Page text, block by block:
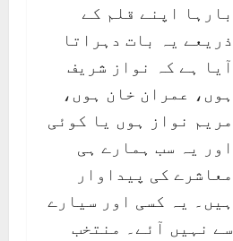
بارہا اپنے قلم کے
ذریعے یہ بات دہراتا
آیا ہے کہ نواز شریف
ہوں، عمران خان ہوں،
مریم نواز ہوں یا کوئی
اور یہ سب ہمارے ہی
معاشرے کی پیداوار
ہیں۔ یہ کسی اور سیارے
سے نہیں آئے۔ منتخب